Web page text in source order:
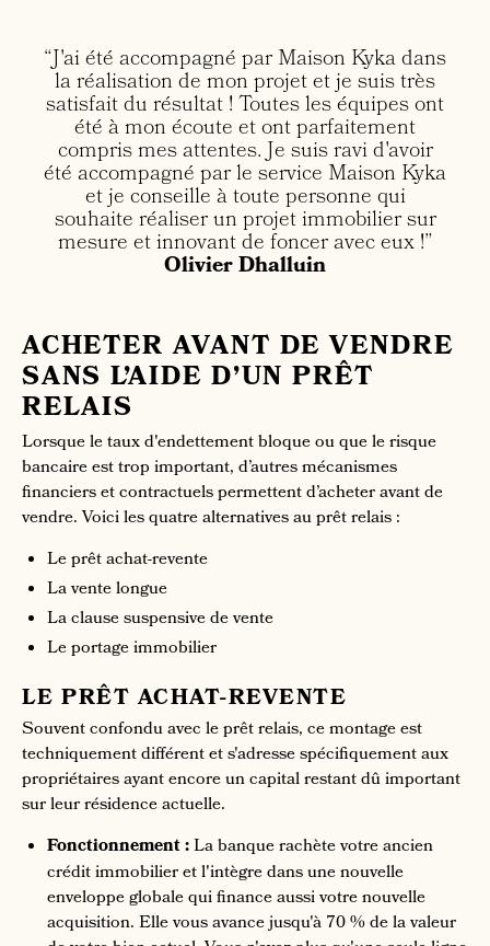
“J'ai été accompagné par Maison Kyka dans
la réalisation de mon projet et je suis très
satisfait du résultat ! Toutes les équipes ont
été à mon écoute et ont parfaitement
compris mes attentes. Je suis ravi d'avoir
été accompagné par le service Maison Kyka
et je conseille à toute personne qui
souhaite réaliser un projet immobilier sur
mesure et innovant de foncer avec eux !”
Olivier Dhalluin
ACHETER AVANT DE VENDRE
SANS L’AIDE D’UN PRÊT
RELAIS
Lorsque le taux d'endettement bloque ou que le risque
bancaire est trop important, d’autres mécanismes
financiers et contractuels permettent d’acheter avant de
vendre. Voici les quatre alternatives au prêt relais :
Le prêt achat-revente
La vente longue
La clause suspensive de vente
Le portage immobilier
LE PRÊT ACHAT-REVENTE
Souvent confondu avec le prêt relais, ce montage est
techniquement différent et s'adresse spécifiquement aux
propriétaires ayant encore un capital restant dû important
sur leur résidence actuelle.
Fonctionnement :La banque rachète votre ancien
crédit immobilier et l'intègre dans une nouvelle
enveloppe globale qui finance aussi votre nouvelle
acquisition. Elle vous avance jusqu'à 70 % de la valeur